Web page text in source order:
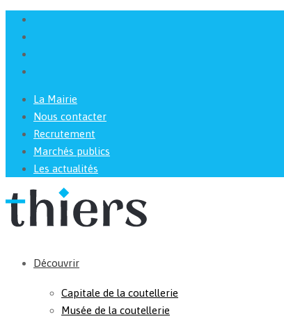
La Mairie
Nous contacter
Recrutement
Marchés publics
Les actualités
Découvrir
Capitale de la coutellerie
Musée de la coutellerie